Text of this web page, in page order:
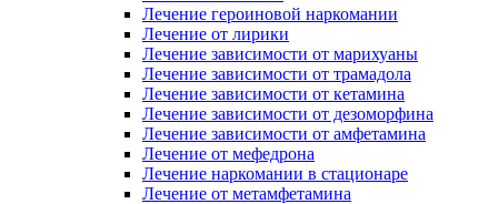
Лечение героиновой наркомании
Лечение от лирики
Лечение зависимости от марихуаны
Лечение зависимости от трамадола
Лечение зависимости от кетамина
Лечение зависимости от дезоморфина
Лечение зависимости от амфетамина
Лечение от мефедрона
Лечение наркомании в стационаре
Лечение от метамфетамина